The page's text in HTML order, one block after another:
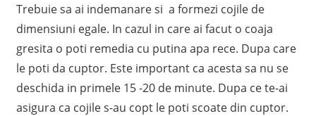
Trebuie sa ai indemanare si a formezi cojile de
dimensiuni egale. In cazul in care ai facut o coaja
gresita o poti remedia cu putina apa rece. Dupa care
le poti da cuptor. Este important ca acesta sa nu se
deschida in primele 15 -20 de minute. Dupa ce te-ai
asigura ca cojile s-au copt le poti scoate din cuptor.